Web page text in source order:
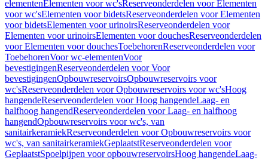
elementenElementen voor wc'sReserveonderdelen voor Elementen
voor wc'sElementen voor bidetsReserveonderdelen voor Elementen
voor bidetsElementen voor urinoirsReserveonderdelen voor
Elementen voor urinoirsElementen voor douchesReserveonderdelen
voor Elementen voor douchesToebehorenReserveonderdelen voor
ToebehorenVoor wc-elementenVoor
bevestigingenReserveonderdelen voor Voor
bevestigingenOpbouwreservoirsOpbouwreservoirs voor
wc'sReserveonderdelen voor Opbouwreservoirs voor wc'sHoog
hangendeReserveonderdelen voor Hoog hangendeLaag- en
halfhoog hangendReserveonderdelen voor Laag- en halfhoog
hangendOpbouwreservoirs voor wc's, van
sanitairkeramiekReserveonderdelen voor Opbouwreservoirs voor
wc's, van sanitairkeramiekGeplaatstReserveonderdelen voor
GeplaatstSpoelpijpen voor opbouwreservoirsHoog hangendeLaag-